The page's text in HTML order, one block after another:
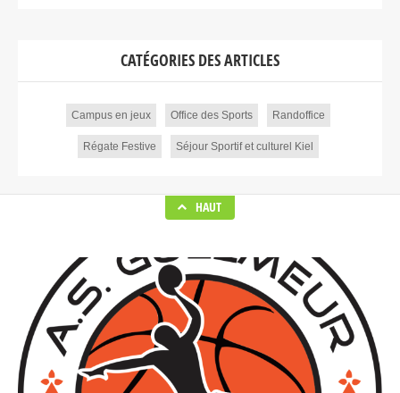
CATÉGORIES DES ARTICLES
Campus en jeux Office des Sports Randoffice
Régate Festive Séjour Sportif et culturel Kiel
HAUT